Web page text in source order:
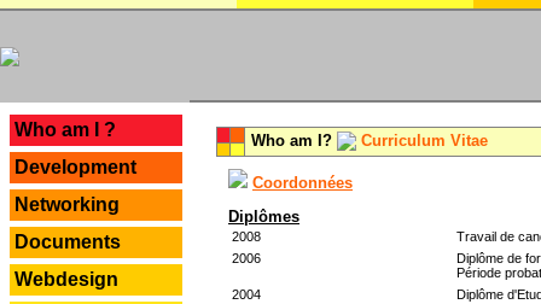
Who am I ?
Development
Networking
Documents
Webdesign
Who am I? Curriculum Vitae
Coordonnées
Diplômes
2008
Travail de
2006
Diplôme de
Période
2004
Diplôme